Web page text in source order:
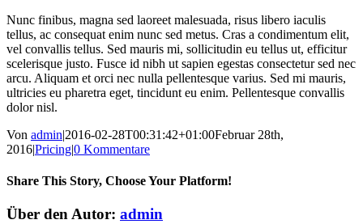
Nunc finibus, magna sed laoreet malesuada, risus libero iaculis
tellus, ac consequat enim nunc sed metus. Cras a condimentum elit,
vel convallis tellus. Sed mauris mi, sollicitudin eu tellus ut, efficitur
scelerisque justo. Fusce id nibh ut sapien egestas consectetur sed nec
arcu. Aliquam et orci nec nulla pellentesque varius. Sed mi mauris,
ultricies eu pharetra eget, tincidunt eu enim. Pellentesque convallis
dolor nisl.
Von admin|2016-02-28T00:31:42+01:00Februar 28th,
2016|Pricing|0 Kommentare
Share This Story, Choose Your Platform!
facebook
twitter
linkedin
reddit
whatsapp
tumblr
pinterest
vk
E-
Über den Autor: admin